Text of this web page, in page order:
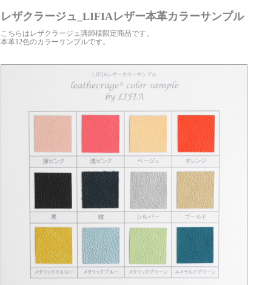
レザクラージュ_LIFIAレザー本革カラーサンプル
こちらはレザクラージュ講師様限定商品です。
本革12色のカラーサンプルです。